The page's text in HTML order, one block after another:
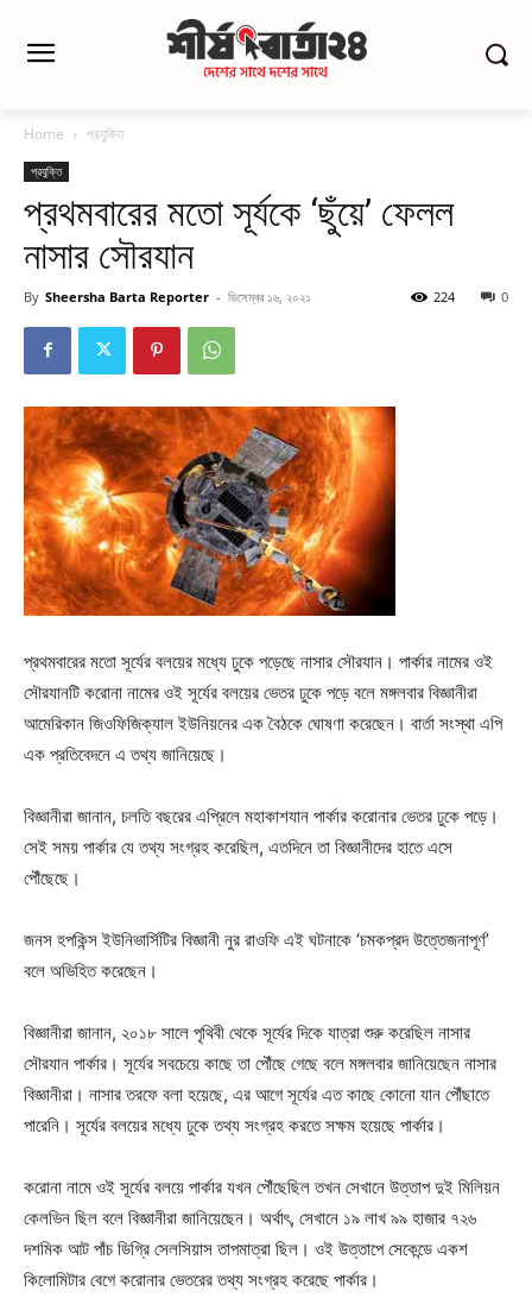
Home প্রযুক্তি
প্রযুক্তি
প্রথমবারের মতো সূর্যকে ‘ছুঁয়ে’ ফেলল
নাসার সৌরযান
By Sheersha Barta Reporter - ডিসেম্বর ১৬, ২০২১ 0
224
প্রথমবারের মতো সূর্যের বলয়ের মধ্যে ঢুকে পড়েছে নাসার সৌরযান। পার্কার নামের ওই
সৌরযানটি করোনা নামের ওই সূর্যের বলয়ের ভেতর ঢুকে পড়ে বলে মঙ্গলবার বিজ্ঞানীরা
আমেরিকান জিওফিজিক্যাল ইউনিয়নের এক বৈঠকে ঘোষণা করেছেন। বার্তা সংস্থা এপি
এক প্রতিবেদনে এ তথ্য জানিয়েছে।
বিজ্ঞানীরা জানান, চলতি বছরের এপ্রিলে মহাকাশযান পার্কার করোনার ভেতর ঢুকে পড়ে।
সেই সময় পার্কার যে তথ্য সংগ্রহ করেছিল, এতদিনে তা বিজ্ঞানীদের হাতে এসে
পৌঁছেছে।
জনস হপকিন্স ইউনিভার্সিটির বিজ্ঞানী নুর রাওফি এই ঘটনাকে ‘চমকপ্রদ উত্তেজনাপূর্ণ’
বলে অভিহিত করেছেন।
বিজ্ঞানীরা জানান, ২০১৮ সালে পৃথিবী থেকে সূর্যের দিকে যাত্রা শুরু করেছিল নাসার
সৌরযান পার্কার। সূর্যের সবচেয়ে কাছে তা পৌঁছে গেছে বলে মঙ্গলবার জানিয়েছেন নাসার
বিজ্ঞানীরা। নাসার তরফে বলা হয়েছে, এর আগে সূর্যের এত কাছে কোনো যান পৌঁছাতে
পারেনি। সূর্যের বলয়ের মধ্যে ঢুকে তথ্য সংগ্রহ করতে সক্ষম হয়েছে পার্কার।
করোনা নামে ওই সূর্যের বলয়ে পার্কার যখন পৌঁছেছিল তখন সেখানে উত্তাপ দুই মিলিয়ন
কেলভিন ছিল বলে বিজ্ঞানীরা জানিয়েছেন। অর্থাৎ, সেখানে ১৯ লাখ ৯৯ হাজার ৭২৬
দশমিক আট পাঁচ ডিগ্রি সেলসিয়াস তাপমাত্রা ছিল। ওই উত্তাপে সেকেন্ডে একশ
কিলোমিটার বেগে করোনার ভেতরের তথ্য সংগ্রহ করেছে পার্কার।